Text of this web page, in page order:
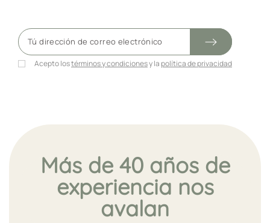
Acepto lostérminos y condicionesy la política de privacidad
Más de 40 años de
experiencia nos
avalan